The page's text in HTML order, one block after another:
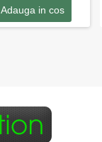
Adauga in cos